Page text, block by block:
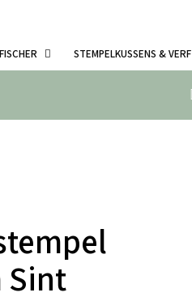
STEMPELKUSSENS & VERF
Sint